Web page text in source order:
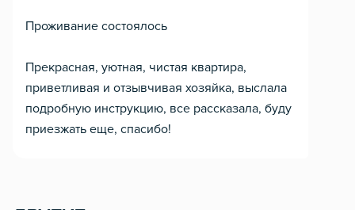
Проживание состоялось
Прекрасная, уютная, чистая квартира,
приветливая и отзывчивая хозяйка, выслала
подробную инструкцию, все рассказала, буду
приезжать еще, спасибо!